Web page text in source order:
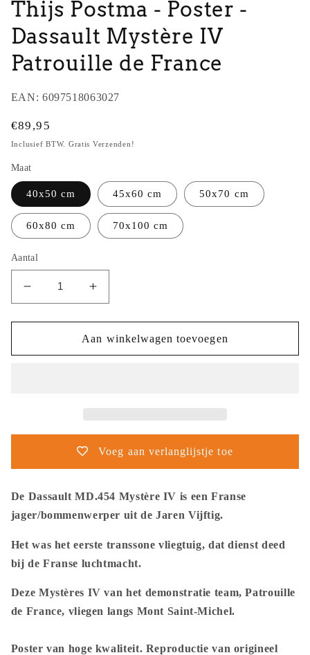
Thijs Postma - Poster -
Dassault Mystère IV
Patrouille de France
EAN: 6097518063027
Normale
prijs
€89,95
Inclusief BTW. Gratis Verzenden!
Maat
40x50 cm 45x60 cm 50x70 cm
60x80 cm 70x100 cm
Aantal
Aantal
verlagen
voor
Postma
Patrouille
France
Aantal
verhogen
voor
Thijs
Postma
IV
Patrouille
France
Aan winkelwagen toevoegen
Voeg aan verlanglijstje toe
De Dassault MD.454 Mystère IV is een Franse
jager/bommenwerper uit de Jaren Vijftig.
Het was het eerste transsone vliegtuig, dat dienst deed
bij de Franse luchtmacht.
Deze Mystères IV van het demonstratie team, Patrouille
de France, vliegen langs Mont Saint-Michel.
Poster van hoge kwaliteit. Reproductie van origineel